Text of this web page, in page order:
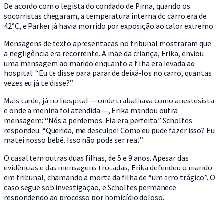
De acordo com o legista do condado de Pima, quando os
socorristas chegaram, a temperatura interna do carro era de
42°C, e Parker já havia morrido por exposição ao calor extremo.
Mensagens de texto apresentadas no tribunal mostraram que
a negligência era recorrente. A mãe da criança, Erika, enviou
uma mensagem ao marido enquanto a filha era levada ao
hospital: “Eu te disse para parar de deixá-los no carro, quantas
vezes eu já te disse?”.
Mais tarde, já no hospital — onde trabalhava como anestesista
e onde a menina foi atendida —, Erika mandou outra
mensagem: “Nós a perdemos. Ela era perfeita.” Scholtes
respondeu: “Querida, me desculpe! Como eu pude fazer isso? Eu
matei nosso bebê. Isso não pode ser real.”
O casal tem outras duas filhas, de 5 e 9 anos. Apesar das
evidências e das mensagens trocadas, Erika defendeu o marido
em tribunal, chamando a morte da filha de “um erro trágico”. O
caso segue sob investigação, e Scholtes permanece
respondendo ao processo por homicídio doloso.